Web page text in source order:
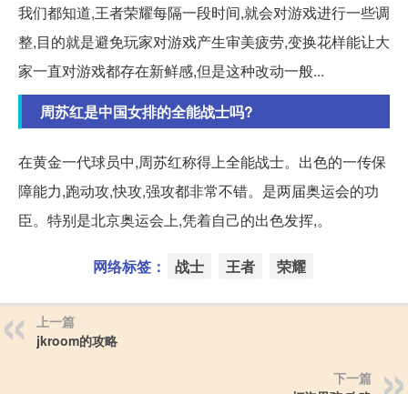
我们都知道,王者荣耀每隔一段时间,就会对游戏进行一些调
整,目的就是避免玩家对游戏产生审美疲劳,变换花样能让大
家一直对游戏都存在新鲜感,但是这种改动一般...
周苏红是中国女排的全能战士吗?
在黄金一代球员中,周苏红称得上全能战士。出色的一传保
障能力,跑动攻,快攻,强攻都非常不错。是两届奥运会的功
臣。特别是北京奥运会上,凭着自己的出色发挥,。
网络标签： 战士 王者 荣耀
上一篇
jkroom的攻略
下一篇